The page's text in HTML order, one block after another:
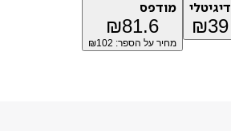
דיגיטלי
₪39
מודפס
₪81.6
מחיר על הספר: ₪ 102